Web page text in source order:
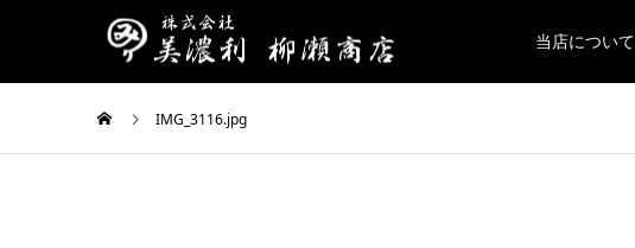
当店について
IMG_3116.jpg